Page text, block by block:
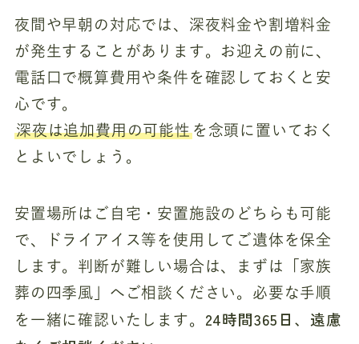
夜間や早朝の対応では、深夜料金や割増料金
が発生することがあります。お迎えの前に、
電話口で概算費用や条件を確認しておくと安
心です。
深夜は追加費用の可能性を念頭に置いておく
とよいでしょう。
安置場所はご自宅・安置施設のどちらも可能
で、ドライアイス等を使用してご遺体を保全
します。判断が難しい場合は、まずは「家族
葬の四季風」へご相談ください。必要な手順
を一緒に確認いたします。 24時間365日、遠慮